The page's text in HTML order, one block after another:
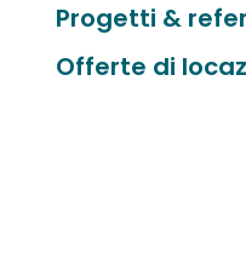
Progetti &
Offerte di